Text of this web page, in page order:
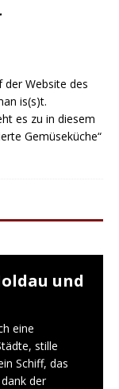
der Website des
is(s)t.
es zu in diesem
Gemüseküche“
und
eine
stille
Schiff, das
der